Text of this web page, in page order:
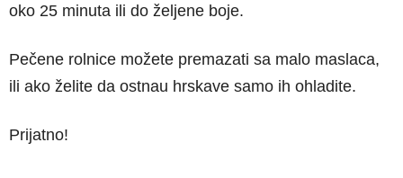
oko 25 minuta ili do željene boje.
Pečene rolnice možete premazati sa malo maslaca,
ili ako želite da ostnau hrskave samo ih ohladite.
Prijatno!